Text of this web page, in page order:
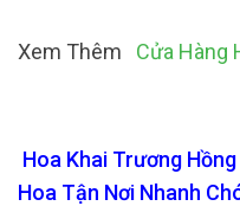
Xem Thêm Cửa Hàng
Hoa Khai Trương
Hoa Tận Nơi Nhanh